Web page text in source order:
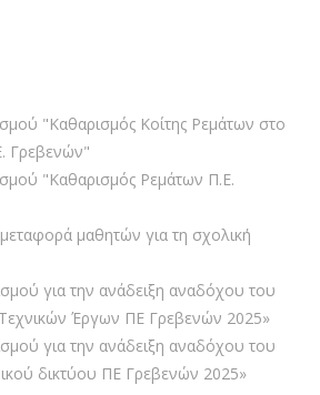
"Καθαρισμός Κοίτης Ρεμάτων στο
Γρεβενών"
"Καθαρισμός Ρεμάτων Π.Ε.
μαθητών για τη σχολική
για την ανάδειξη αναδόχου του
Έργων ΠΕ Γρεβενών 2025»
για την ανάδειξη αναδόχου του
δικτύου ΠΕ Γρεβενών 2025»